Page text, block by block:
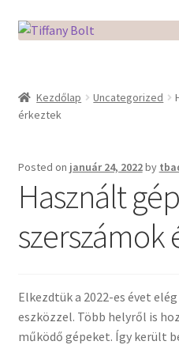
Ugrás
Kilépés
Adatkezelési tájékoztató
Az üveg világa / Workshopok
Ékszerkészítés Mikróban
Fusingkemence
Mozaik készítés
Kezdőlap Uncategorized
érkeztek
Posted on január 24, 2022by
Használt
szerszámok
Elkezdtük a 2022-es évet
eszközzel. Több helyről is
működő gépeket. Így került